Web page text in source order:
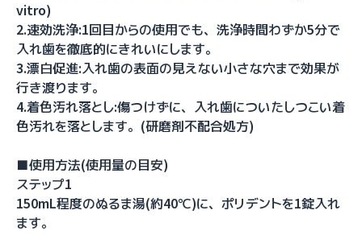
vitro)
2.速効洗浄:1回目からの使用でも、洗浄時間わずか5分で
入れ歯を徹底的にきれいにします。
3.漂白促進:入れ歯の表面の見えない小さな穴まで効果が
行き渡ります。
4.着色汚れ落とし:傷つけずに、入れ歯についたしつこい着
色汚れを落とします。(研磨剤不配合処方)
■使用方法(使用量の目安)
ステップ1
150mL程度のぬるま湯(約40℃)に、ポリデントを1錠入れ
ます。